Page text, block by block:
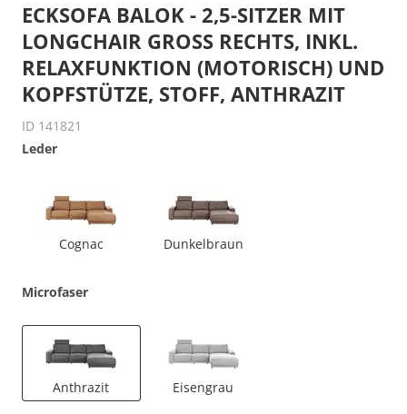
ECKSOFA BALOK - 2,5-SITZER MIT
LONGCHAIR GROSS RECHTS, INKL. R
ELAXFUNKTION (MOTORISCH) UND K
OPFSTÜTZE, STOFF, ANTHRAZIT
ID 141821
Leder
Cognac Dunkelbraun
Microfaser
Anthrazit Eisengrau